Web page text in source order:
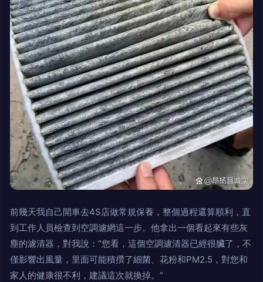
前幾天我自己開車去4S店做常規保養，整個過程還算順利，直
到工作人員檢查到空調濾網這一步。他拿出一個看起來有些灰
塵的濾清器，對我說：“您看，這個空調濾清器已經很臟了，不
僅影響出風量，里面可能積攢了細菌、花粉和PM2.5，對您和
家人的健康很不利，建議這次就換掉。”